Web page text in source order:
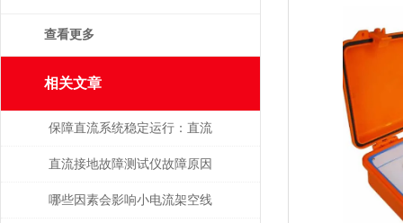
仪
查看更多
相关文章
保障直流系统稳定运行：直流
接地故障测试仪的运维应用价
值
直流接地故障测试仪故障原因
分析
哪些因素会影响小电流架空线